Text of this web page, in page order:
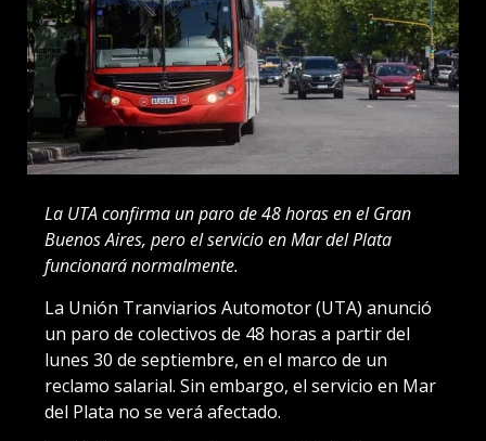
La UTA confirma un paro de 48 horas en el Gran
Buenos Aires, pero el servicio en Mar del Plata
funcionará normalmente.
La Unión Tranviarios Automotor (UTA) anunció
un paro de colectivos de 48 horas a partir del
lunes 30 de septiembre, en el marco de un
reclamo salarial. Sin embargo, el servicio en Mar
del Plata no se verá afectado.